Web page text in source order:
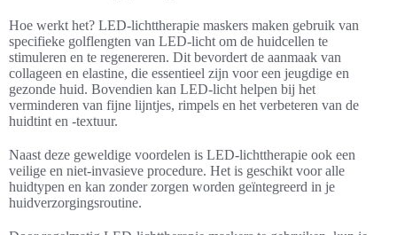
Hoe werkt het? LED-lichttherapie maskers maken gebruik van
specifieke golflengten van LED-licht om de huidcellen te
stimuleren en te regenereren. Dit bevordert de aanmaak van
collageen en elastine, die essentieel zijn voor een jeugdige en
gezonde huid. Bovendien kan LED-licht helpen bij het
verminderen van fijne lijntjes, rimpels en het verbeteren van de
huidtint en -textuur.
Naast deze geweldige voordelen is LED-lichttherapie ook een
veilige en niet-invasieve procedure. Het is geschikt voor alle
huidtypen en kan zonder zorgen worden geïntegreerd in je
huidverzorgingsroutine.